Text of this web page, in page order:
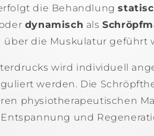
die Behandlung
dynamisch als
über die Muskulatur geführt
wird individuell
werden. Die
physiotherapeutischen
und